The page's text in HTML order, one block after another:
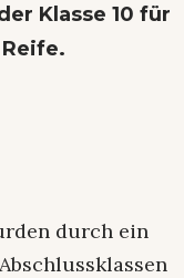
Klasse 10 für
durch ein